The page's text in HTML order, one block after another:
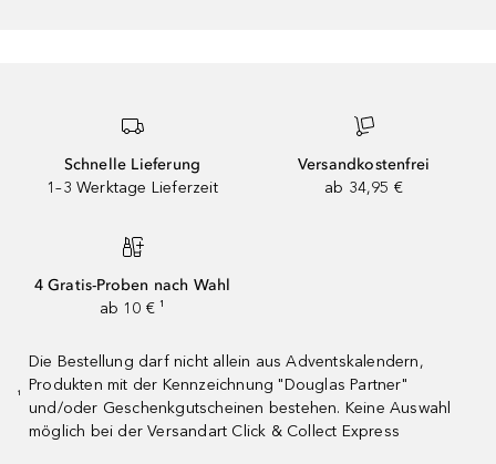
Schnelle Lieferung
1–3 Werktage Lieferzeit
Versandkostenfrei
ab 34,95 €
4 Gratis-Proben nach Wahl
ab 10 € ¹
¹
Die Bestellung darf nicht allein aus Adventskalendern,
Produkten mit der Kennzeichnung "Douglas Partner"
und/oder Geschenkgutscheinen bestehen. Keine Auswahl
möglich bei der Versandart Click & Collect Express